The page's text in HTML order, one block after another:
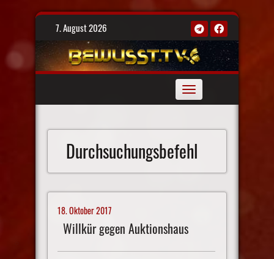
Skip
7. August 2026
Toggle
navigation
Durchsuchungsbefehl
18. Oktober 2017
Willkür gegen Auktionshaus